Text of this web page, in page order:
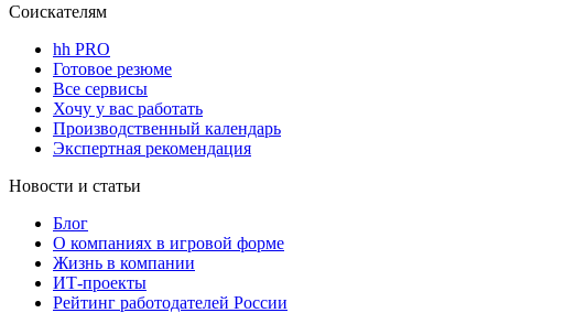
Соискателям
hh PRO
Готовое резюме
Все сервисы
Хочу у вас работать
Производственный календарь
Экспертная рекомендация
Новости и статьи
Блог
О компаниях в игровой форме
Жизнь в компании
ИТ-проекты
Рейтинг работодателей России